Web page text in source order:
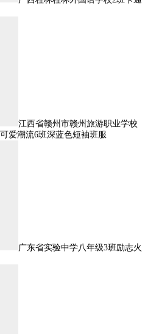
江西省赣州市赣州旅游职业学校
爱潮流6班深蓝色短袖班服
广东省实验中学八年级3班励志火